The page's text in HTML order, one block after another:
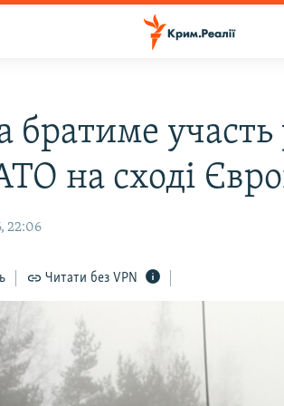
братиме участь
на сході
22:06
Читати без VPN